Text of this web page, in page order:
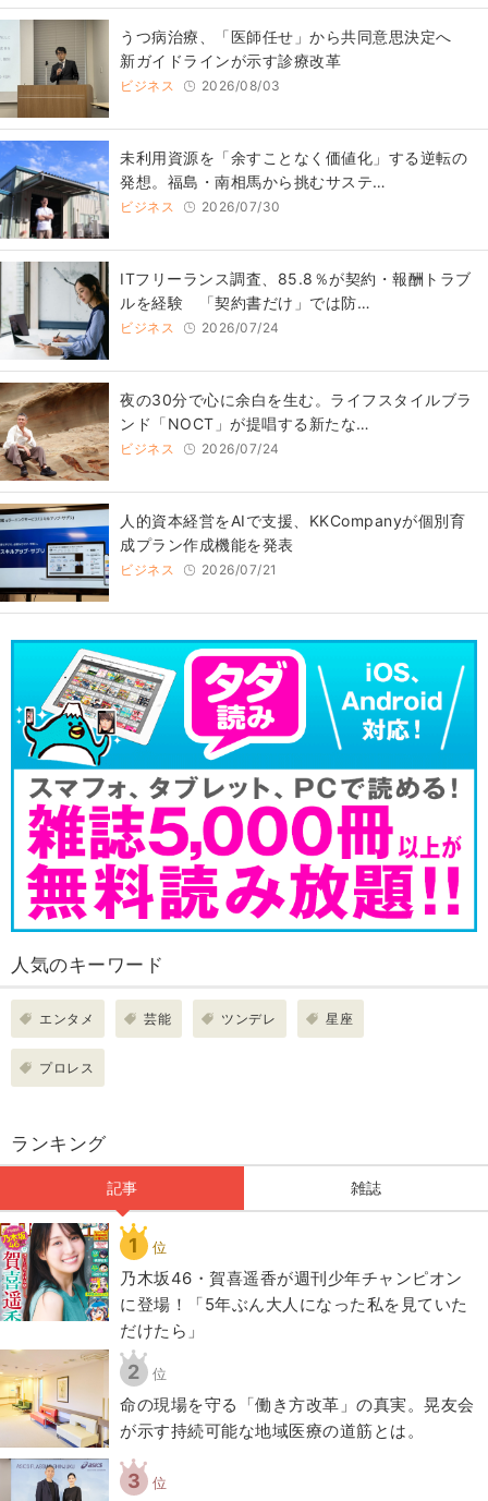
うつ病治療、「医師任せ」から共同意思決定へ
新ガイドラインが示す診療改革
ビジネス 2026/08/03
​​未利用資源を「余すことなく価値化」する逆転の
発想。福島・南相馬から挑むサステ…
ビジネス 2026/07/30
ITフリーランス調査、85.8％が契約・報酬トラブ
ルを経験 「契約書だけ」では防…
ビジネス 2026/07/24
​夜の30分で心に余白を生む。ライフスタイルブラ
ンド「NOCT」が提唱する新たな…
ビジネス 2026/07/24
人的資本経営をAIで支援、KKCompanyが個別育
成プラン作成機能を発表
ビジネス 2026/07/21
人気のキーワード
エンタメ 芸能 ツンデレ 星座
プロレス
ランキング
記事 雑誌
1 位
乃木坂46・賀喜遥香が週刊少年チャンピオン
に登場！「5年ぶん大人になった私を見ていた
だけたら」
2 位
​命の現場を守る「働き方改革」の真実。晃友会
が示す持続可能な地域医療の道筋とは。
3 位